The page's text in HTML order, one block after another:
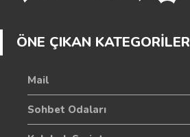
ÖNE ÇIKAN KATEGORİLER
Mail
Sohbet Odaları